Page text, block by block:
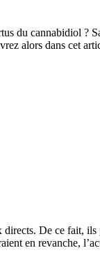
du cannabidiol ?
alors dans cet
De ce fait,
en revanche,